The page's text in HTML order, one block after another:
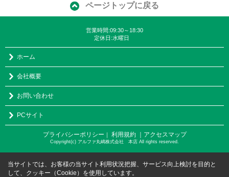
ページトップに戻る
営業時間:09:30～18:30
定休日:水曜日
ホーム
会社概要
お問い合わせ
PCサイト
プライバシーポリシー ｜ 利用規約 ｜アクセスマップ
Copyright(c) アルファ丸嶋株式会社 本店 All rights reserved.
当サイトでは、お客様の当サイト利用状況把握、サービス向上検討を目的と
して、クッキー（Cookie）を使用しています。